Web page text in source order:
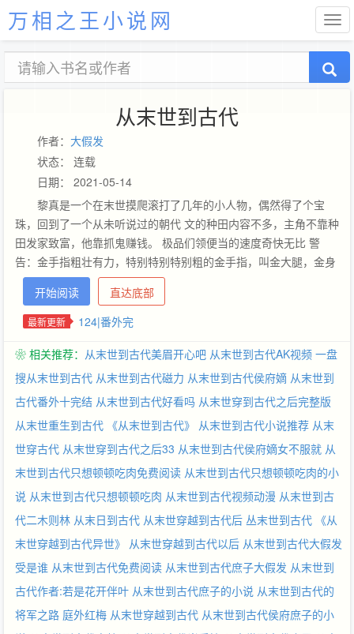
万相之王小说网
从末世到古代
作者： 大假发
状态： 连载
日期： 2021-05-14
黎真是一个在末世摸爬滚打了几年的小人物，偶然得了个宝
珠，回到了一个从未听说过的朝代 文的种田内容不多，主角不靠种
田发家致富，他靠抓鬼赚钱。 极品们领便当的速度奇快无比 警
告：金手指粗壮有力，特别特别特别粗的金手指，叫金大腿，金身
都可以 不走修真路线 感情线不是很多，主走剧情 谢谢飘飘帮我做
的封面图&gt;
开始阅读 直达底部
最新更新 124|番外完
❀ 相关推荐： 从末世到古代美眉开心吧 从末世到古代AK视频 一盘
搜从末世到古代 从末世到古代磁力 从末世到古代侯府嫡 从末世到
古代番外十完结 从末世到古代好看吗 从末世穿到古代之后完整版
从末世重生到古代 《从末世到古代》 从末世到古代小说推荐 从末
世穿古代 从末世穿到古代之后33 从末世到古代侯府嫡女不服就 从
末世到古代只想顿顿吃肉免费阅读 从末世到古代只想顿顿吃肉的小
说 从末世到古代只想顿顿吃肉 从末世到古代视频动漫 从末世到古
代二木则林 从末日到古代 从末世穿越到古代后 丛末世到古代 《从
末世穿越到古代异世》 从末世穿越到古代以后 从末世到古代大假发
受是谁 从末世到古代免费阅读 从末世到古代庶子大假发 从末世到
古代作者:若是花开伴叶 从末世到古代庶子的小说 从末世到古代的
将军之路 庭外红梅 从末世穿越到古代 从末世到古代侯府庶子的小